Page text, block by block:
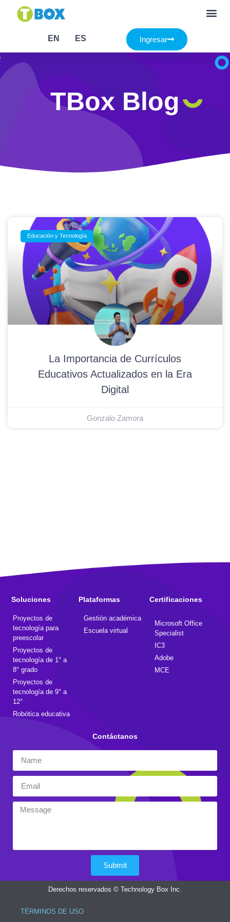
EN ES Ingresar
TBox Blog
Educación y Tecnología
La Importancia de Currículos
Educativos Actualizados en la Era
Digital
Gonzalo Zamora
Soluciones
Proyectos de
tecnología para
preescolar
Proyectos de
tecnología de 1° a
8° grado
Proyectos de
tecnología de 9° a
12°
Robótica educativa
Plataformas
Gestión académica
Escuela virtual
Certificaciones
Microsoft Office
Specialist
IC3
Adobe
MCE
Contáctanos
Submit
Derechos reservados © Technology Box Inc.
TÉRMINOS DE USO